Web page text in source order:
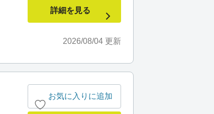
2026/08/04 更新
詳細を見る
お気に入りに追加